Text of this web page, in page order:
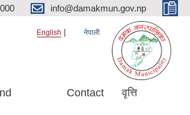
info@damakmun.gov.np
English नेपाली
Contact वृत्ति